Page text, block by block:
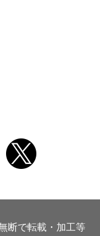
断で転載・加工等